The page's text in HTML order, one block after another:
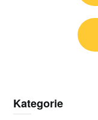
Kategorie